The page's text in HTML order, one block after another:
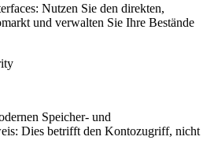
Nutzen Sie den direkten,
und verwalten Sie Ihre Bestände
Speicher- und
Dies betrifft den Kontozugriff, nicht